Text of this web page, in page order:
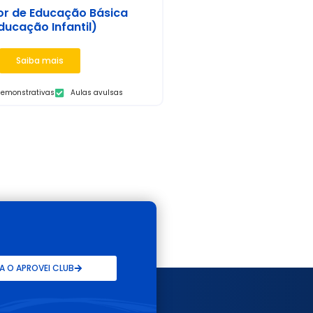
de Educação Básica
Infantil)
Saiba mais
Aulas avulsas
O APROVEI CLUB